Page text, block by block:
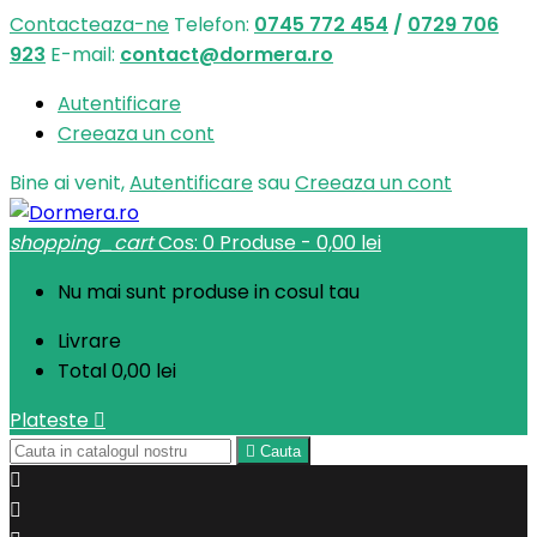
Contacteaza-ne Telefon: 0745 772 454 / 0729 706
923 E-mail: contact@dormera.ro
Autentificare
Creeaza un cont
Bine ai venit,AutentificaresauCreeaza un cont
shopping_cartCos: 0 Produse - 0,00 lei
Nu mai sunt produse in cosul tau
Livrare
Total0,00 lei
Plateste 
 Cauta

